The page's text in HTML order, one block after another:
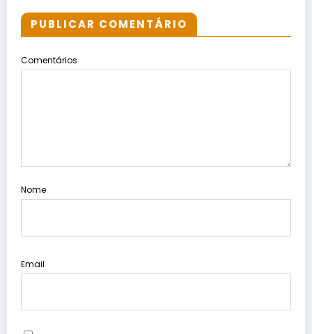
PUBLICAR COMENTÁRIO
Comentários
Nome
Email